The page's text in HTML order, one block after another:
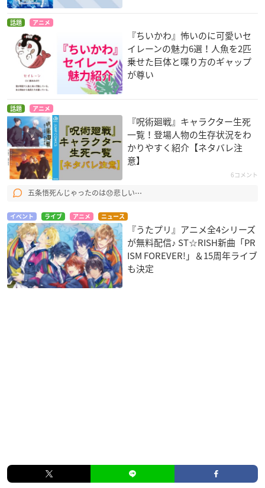
話題 アニメ
『ちいかわ』怖いのに可愛いセ
イレーンの魅力6選！人魚を2匹
乗せた巨体と喋り方のギャップ
が尊い
話題 アニメ
『呪術廻戦』キャラクター生死
一覧！登場人物の生存状況をわ
かりやすく紹介【ネタバレ注
意】
6コメント
五条悟死んじゃったのは😞悲しい⋯
イベント ライブ アニメ ニュース
『うたプリ』アニメ全4シリーズ
が無料配信♪ ST☆RISH新曲「PR
ISM FOREVER!」＆15周年ライブ
も決定